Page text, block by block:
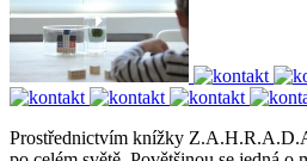
Prostřednictvím knížky